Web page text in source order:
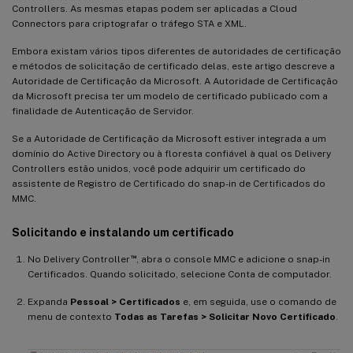
Controllers. As mesmas etapas podem ser aplicadas a Cloud
Connectors para criptografar o tráfego STA e XML.
Embora existam vários tipos diferentes de autoridades de certificação
e métodos de solicitação de certificado delas, este artigo descreve a
Autoridade de Certificação da Microsoft. A Autoridade de Certificação
da Microsoft precisa ter um modelo de certificado publicado com a
finalidade de Autenticação de Servidor.
Se a Autoridade de Certificação da Microsoft estiver integrada a um
domínio do Active Directory ou à floresta confiável à qual os Delivery
Controllers estão unidos, você pode adquirir um certificado do
assistente de Registro de Certificado do snap-in de Certificados do
MMC.
Solicitando e instalando um certificado
No Delivery Controller™, abra o console MMC e adicione o snap-in
Certificados. Quando solicitado, selecione Conta de computador.
Expanda Pessoal > Certificados e, em seguida, use o comando de
menu de contexto Todas as Tarefas > Solicitar Novo Certificado